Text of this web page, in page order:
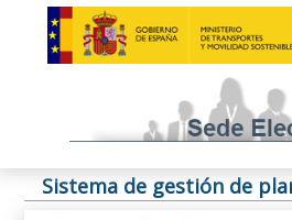
Sistema de gestión de